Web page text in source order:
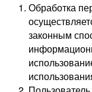
Обработка
законным